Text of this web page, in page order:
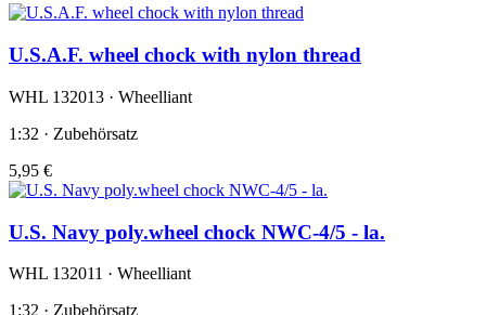
U.S.A.F. wheel chock with nylon thread
WHL 132013 · Wheelliant
1:32 · Zubehörsatz
5,95 €
U.S. Navy poly.wheel chock NWC-4/5 - la.
WHL 132011 · Wheelliant
1:32 · Zubehörsatz